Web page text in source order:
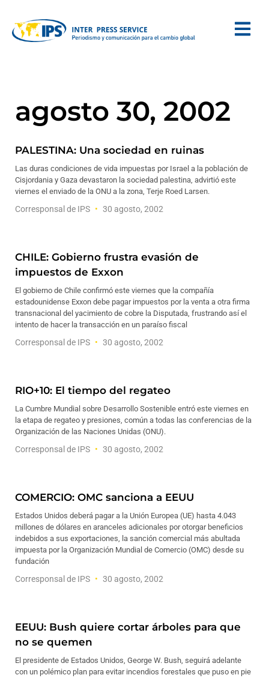
agosto 30, 2002
PALESTINA: Una sociedad en ruinas
Las duras condiciones de vida impuestas por Israel a la población de
Cisjordania y Gaza devastaron la sociedad palestina, advirtió este
viernes el enviado de la ONU a la zona, Terje Roed Larsen.
Corresponsal de IPS 30 agosto, 2002
CHILE: Gobierno frustra evasión de
impuestos de Exxon
El gobierno de Chile confirmó este viernes que la compañía
estadounidense Exxon debe pagar impuestos por la venta a otra firma
transnacional del yacimiento de cobre la Disputada, frustrando así el
intento de hacer la transacción en un paraíso fiscal
Corresponsal de IPS 30 agosto, 2002
RIO+10: El tiempo del regateo
La Cumbre Mundial sobre Desarrollo Sostenible entró este viernes en
la etapa de regateo y presiones, común a todas las conferencias de la
Organización de las Naciones Unidas (ONU).
Corresponsal de IPS 30 agosto, 2002
COMERCIO: OMC sanciona a EEUU
Estados Unidos deberá pagar a la Unión Europea (UE) hasta 4.043
millones de dólares en aranceles adicionales por otorgar beneficios
indebidos a sus exportaciones, la sanción comercial más abultada
impuesta por la Organización Mundial de Comercio (OMC) desde su
fundación
Corresponsal de IPS 30 agosto, 2002
EEUU: Bush quiere cortar árboles para que
no se quemen
El presidente de Estados Unidos, George W. Bush, seguirá adelante
con un polémico plan para evitar incendios forestales que puso en pie